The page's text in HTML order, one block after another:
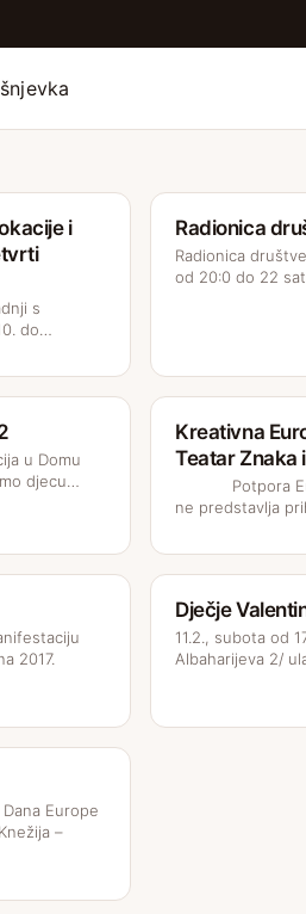
i
s
do…
Radionica
Radionica
od 20:0 do 22
u Domu
djecu…
Kreativna
Teatar Znaka
Potpora
ne predstavlja
2017.
Dječje
11.2., subota od
Albaharijeva 2/
Europe
–